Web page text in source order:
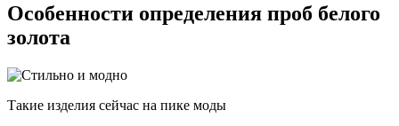
Особенности определения проб белого
золота
Такие изделия сейчас на пике моды